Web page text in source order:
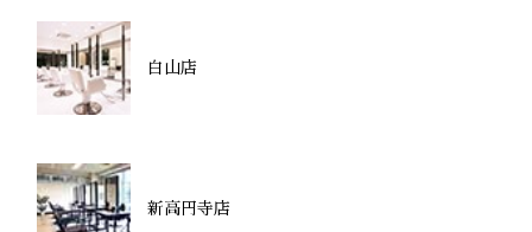
白山店
新高円寺店